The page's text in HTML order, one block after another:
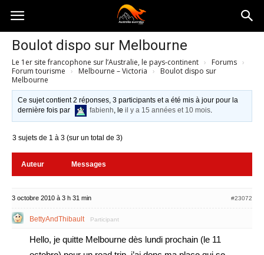
Australia-
australie.com
Boulot dispo sur Melbourne
Le 1er site francophone sur l’Australie, le pays-continent › Forums ›
Forum tourisme › Melbourne – Victoria ›
Boulot dispo sur
Melbourne
Ce sujet contient 2 réponses, 3 participants et a été mis à jour pour la
dernière fois par
fabienh, leil y a 15 années et 10 mois.
3 sujets de 1 à 3 (sur un total de 3)
Auteur Messages
3 octobre 2010 à 3 h 31 min #23072
BettyAndThibault Participant
Hello, je quitte Melbourne dès lundi prochain (le 11